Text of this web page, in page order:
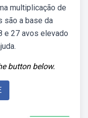
multiplicação de
são a base da
e 27 avos elevado
button below.